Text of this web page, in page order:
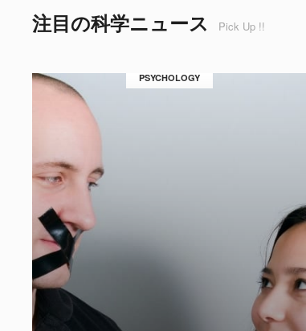
注目の科学ニュース Pick Up !!
PSYCHOLOGY